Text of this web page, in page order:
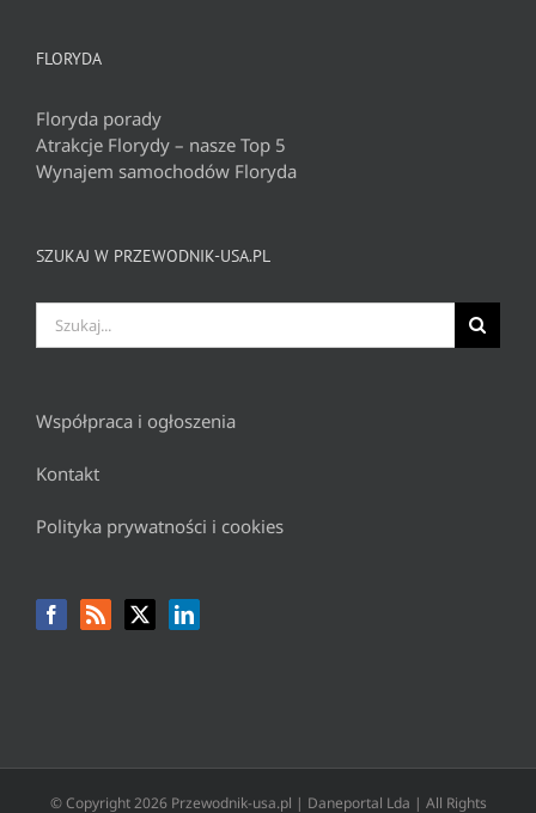
FLORYDA
Floryda porady
Atrakcje Florydy – nasze Top 5
Wynajem samochodów Floryda
SZUKAJ W PRZEWODNIK-USA.PL
Szukaj
Współpraca i ogłoszenia
Kontakt
Polityka prywatności i cookies
© Copyright2026 Przewodnik-usa.pl | Daneportal Lda | All Rights